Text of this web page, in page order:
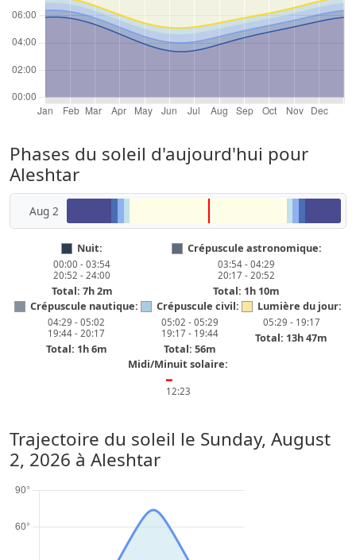
Phases du soleil d'aujourd'hui pour
Aleshtar
Aug 2
Nuit:
00:00 - 03:54
20:52 - 24:00
Total: 7h 2m
Crépuscule astronomique:
03:54 - 04:29
20:17 - 20:52
Total: 1h 10m
Crépuscule nautique:
04:29 - 05:02
19:44 - 20:17
Total: 1h 6m
Crépuscule civil:
05:02 - 05:29
19:17 - 19:44
Total: 56m
Lumière du jour:
05:29 - 19:17
Total: 13h 47m
Midi/Minuit solaire:
━
12:23
Trajectoire du soleil le Sunday, August
2, 2026 à Aleshtar